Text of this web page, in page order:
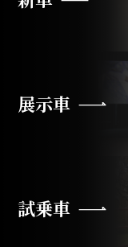
展示車
試乗車